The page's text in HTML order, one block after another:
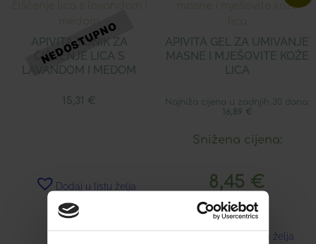
APIVITA TONIK ZA
ČIŠĆENJE LICA S
LAVANDOM I MEDOM
15,31 €
Dodaj u listu želja
APIVITA GEL ZA UMIVANJE
MASNE I MJEŠOVITE KOŽE
LICA
Najniža cijena u zadnjih 30 dana:
16,89 €
Snižena cijena:
8,45 €
Dodaj u listu želja